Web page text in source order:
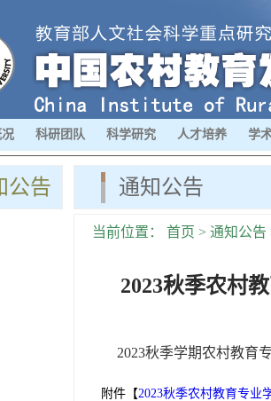
科研团队 科学研究 人才培养 学
公告 通知公告
当前位置： 首页 > 通知公告
2023秋季农村
2023秋季学期农村教育
附件【2023秋季农村教育专业